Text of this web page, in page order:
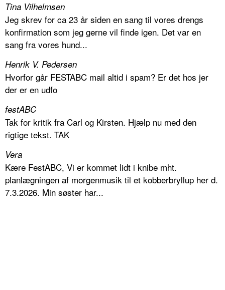
Tina Vilhelmsen
Jeg skrev for ca 23 år siden en sang til vores drengs
konfirmation som jeg gerne vil finde igen. Det var en
sang fra vores hund...
Henrik V. Pedersen
Hvorfor går FESTABC mail altid i spam? Er det hos jer
der er en udfo
festABC
Tak for kritik fra Carl og Kirsten. Hjælp nu med den
rigtige tekst. TAK
Vera
Kære FestABC, Vi er kommet lidt i knibe mht.
planlægningen af morgenmusik til et kobberbryllup her d.
7.3.2026. Min søster har...